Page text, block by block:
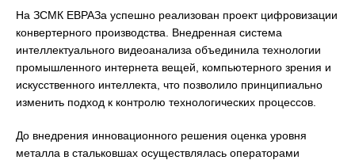
На ЗСМК ЕВРАЗа успешно реализован проект цифровизации
конвертерного производства. Внедренная система
интеллектуального видеоанализа объединила технологии
промышленного интернета вещей, компьютерного зрения и
искусственного интеллекта, что позволило принципиально
изменить подход к контролю технологических процессов.
До внедрения инновационного решения оценка уровня
металла в стальковшах осуществлялась операторами